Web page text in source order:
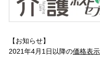
【お知らせ】
2021年4月1日以降の価格表